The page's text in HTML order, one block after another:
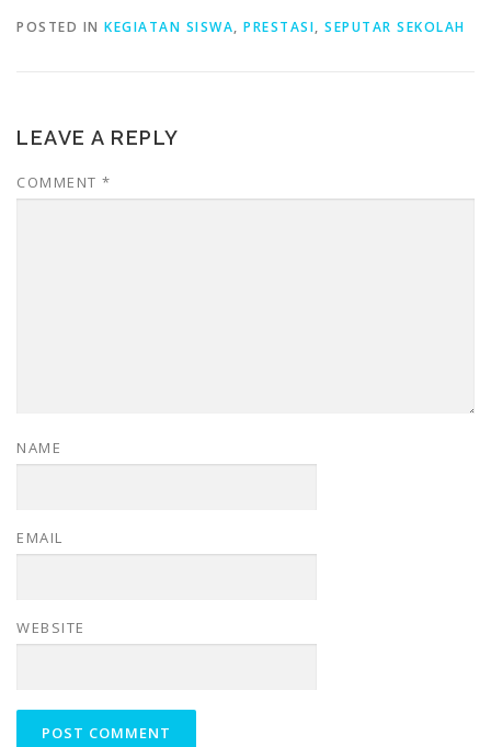
POSTED IN KEGIATAN SISWA, PRESTASI, SEPUTAR SEKOLAH
LEAVE A REPLY
COMMENT *
NAME
EMAIL
WEBSITE